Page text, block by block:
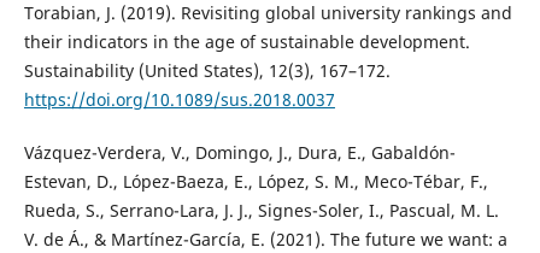
Torabian, J. (2019). Revisiting global university rankings and
their indicators in the age of sustainable development.
Sustainability (United States), 12(3), 167–172.
https://doi.org/10.1089/sus.2018.0037
Vázquez-Verdera, V., Domingo, J., Dura, E., Gabaldón-
Estevan, D., López-Baeza, E., López, S. M., Meco-Tébar, F.,
Rueda, S., Serrano-Lara, J. J., Signes-Soler, I., Pascual, M. L.
V. de Á., & Martínez-García, E. (2021). The future we want: a